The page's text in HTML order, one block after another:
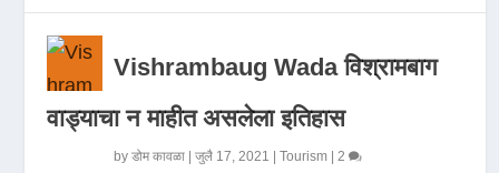
Vishrambaug Wada विश्रामबाग
वाड्याचा न माहीत असलेला इतिहास
byडोम कावळा |जुलै 17, 2021 |Tourism |2